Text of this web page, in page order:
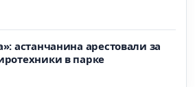
астанчанина арестовали за
в парке